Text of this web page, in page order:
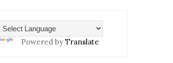
Powered by Translate